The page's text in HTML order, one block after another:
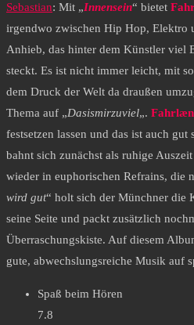
Sebastian: Mit „Innensein“ bietet
irgendwo zwischen Hip Hop, Elektro
Anhieb, das hinter dem Künstler viel
steckt. Es ist nicht immer leicht, mit
dem Druck der Welt da draußen
Thema auf „Dasismirzuviel„.
festsetzen lassen und das ist auch gut
bahnt sich zunächst als ruhige
wieder in euphorischen Refrains, die
wird gut“ holt sich der Münchner die
seine Seite und packt zusätzlich
Überraschungskiste. Auf diesem
gute, abwechslungsreiche Musik auf
Spaß beim Hören
7.8